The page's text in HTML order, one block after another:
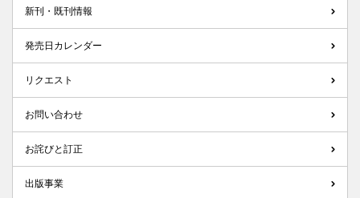
新刊・既刊情報
発売日カレンダー
リクエスト
お問い合わせ
お詫びと訂正
出版事業